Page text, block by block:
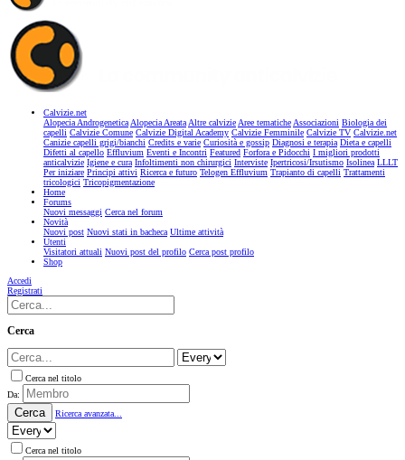
Calvizie.net
Alopecia AndrogeneticaAlopecia AreataAltre calvizieAree tematicheAssociazioni Biologia dei
capelli Calvizie Comune Calvizie Digital Academy Calvizie Femminile Calvizie TV Calvizie.net
Canizie capelli grigi/bianchi Credits e varie Curiosità e gossip Diagnosi e terapia Dieta e capelli
Difetti al capello Effluvium Eventi e Incontri Featured Forfora e Pidocchi I migliori prodotti
anticalvizie Igiene e cura Infoltimenti non chirurgici Interviste Ipertricosi/Irsutismo Isolinea LLLT
Per iniziare Principi attivi Ricerca e futuro Telogen Effluvium Trapianto di capelli Trattamenti
tricologici Tricopigmentazione
Home
Forums
Nuovi messaggi Cerca nel forum
Novità
Nuovi post Nuovi stati in bacheca Ultime attività
Utenti
Visitatori attuali Nuovi post del profilo Cerca post profilo
Shop
Accedi
Registrati
Cerca
Cerca nel titolo
Da:
Cerca Ricerca avanzata...
Cerca nel titolo